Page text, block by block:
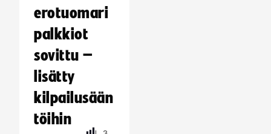
erotuomari
palkkiot
sovittu –
lisätty
kilpailusään
töihin